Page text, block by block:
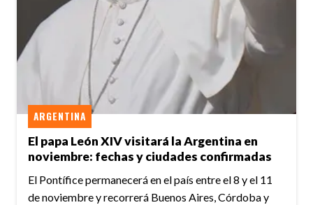
El papa León XIV visitará la Argentina en
noviembre: fechas y ciudades confirmadas
ARGENTINA
El Pontífice permanecerá en el país entre el 8 y el 11
de noviembre y recorrerá Buenos Aires, Córdoba y